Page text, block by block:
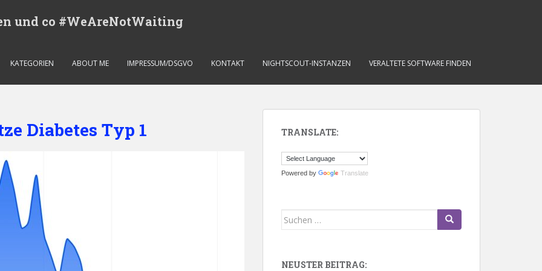
und co #WeAreNotWaiting
KATEGORIEN ABOUT ME IMPRESSUM/DSGVO KONTAKT NIGHTSCOUT-INSTANZEN VERALTETE SOFTWARE FINDEN
Diabetes Typ 1 TRANSLATE:
Powered by Translate
Suchen
NEUSTER BEITRAG: